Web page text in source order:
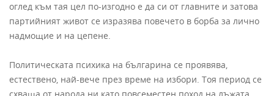
оглед към тая цел по-изгодно е да си от главните и затова
партийният живот се изразява повечето в борба за лично
надмощие и на цепене.
Политическата психика на българина се проявява,
естествено, най-вече през време на избори. Тоя период се